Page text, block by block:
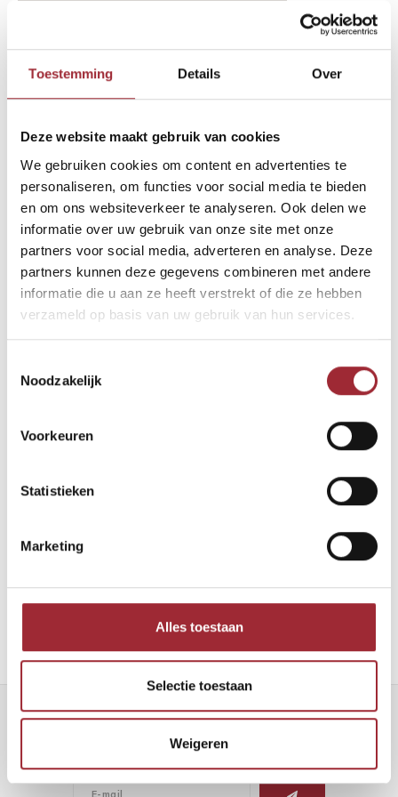
Toestemming Details Over
Deze website maakt gebruik van cookies
We gebruiken cookies om content en advertenties te
personaliseren, om functies voor social media te bieden
en om ons websiteverkeer te analyseren. Ook delen we
informatie over uw gebruik van onze site met onze
partners voor social media, adverteren en analyse. Deze
partners kunnen deze gegevens combineren met andere
informatie die u aan ze heeft verstrekt of die ze hebben
verzameld op basis van uw gebruik van hun services.
Noodzakelijk
Voorkeuren
Statistieken
Marketing
Alles toestaan
Selectie toestaan
Weigeren
Andere Binnenkijkers die u
wellicht ook interesseren
Lees meer
Nieuwsbrief
Ontvang de laatste updates, nieuws en aanbiedingen via email